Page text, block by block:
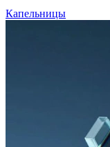
Капельницы